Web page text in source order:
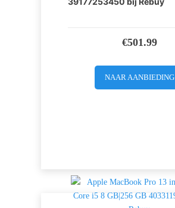
€501.99
NAAR AANBIEDING